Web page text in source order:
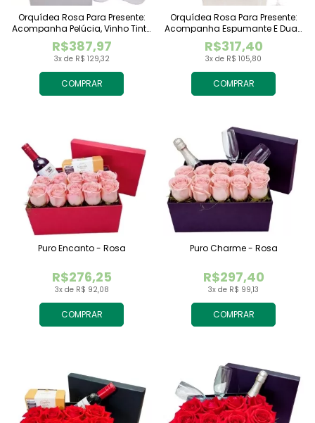
COMPRAR
3x de R$ 129,32
R$387,97
Orquídea Rosa Para Presente:
Acompanha Pelúcia, Vinho Tinto
Importado E Chocolate
Raffaello
COMPRAR
3x de R$ 105,80
R$317,40
Orquídea Rosa Para Presente:
Acompanha Espumante E Duas
Taças
COMPRAR
3x de R$ 92,08
R$276,25
Puro Encanto - Rosa
COMPRAR
3x de R$ 99,13
R$297,40
Puro Charme - Rosa